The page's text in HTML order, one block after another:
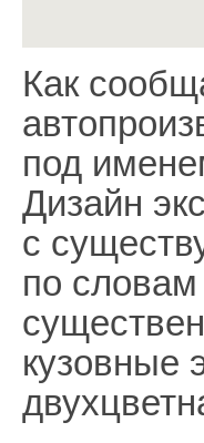
Как
под
Дизайн
с
по словам
кузовные